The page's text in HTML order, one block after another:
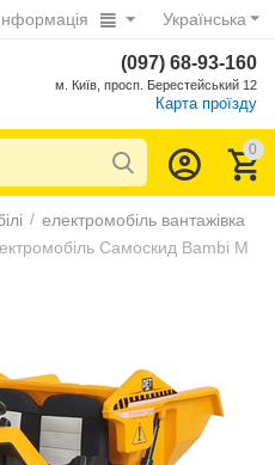
Українська
(097) 68-93-160
м. Київ, просп. Берестейський 12
Карта проїзду
0
/ електромобіль вантажівка
Самоскид Bambi M